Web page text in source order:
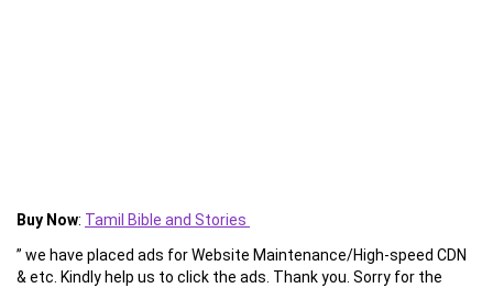
Buy Now: Tamil Bible and Stories
” we have placed ads for Website Maintenance/High-speed CDN
& etc. Kindly help us to click the ads. Thank you. Sorry for the